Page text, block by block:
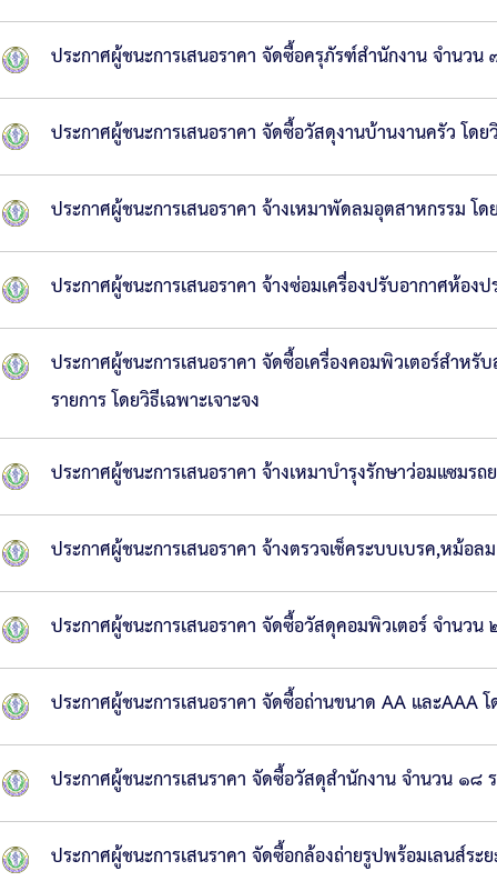
ประกาศผู้ชนะการเสนอราคา จัดซื้อครุภัรฑ์สำนักงาน จำนวน
ประกาศผู้ชนะการเสนอราคา จัดซื้อวัสดุงานบ้านงานครัว โดย
ประกาศผู้ชนะการเสนอราคา จ้างเหมาพัดลมอุตสาหกรรม โด
ประกาศผู้ชนะการเสนอราคา จ้างซ่อมเครื่องปรับอากาศห้
ประกาศผู้ชนะการเสนอราคา จัดซื้อเครื่องคอมพิวเตอร์สำ
รายการ โดยวิธีเฉพาะเจาะจง
ประกาศผู้ชนะการเสนอราคา จ้างเหมาบำรุงรักษาว่อมแซม
ประกาศผู้ชนะการเสนอราคา จ้างตรวจเช็คระบบเบรค,หม้
ประกาศผู้ชนะการเสนอราคา จัดซื้อวัสดุคอมพิวเตอร์ จำนวน
ประกาศผู้ชนะการเสนอราคา จัดซื้อถ่านขนาด AA และAAA โ
ประกาศผู้ชนะการเสนราคา จัดซื้อวัสดุสำนักงาน จำนวน ๑๘ ร
ประกาศผู้ชนะการเสนราคา จัดซื้อกล้องถ่ายรูปพร้อมเลนส์ระ